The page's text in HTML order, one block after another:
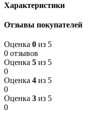
Характеристики
Отзывы покупателей
Оценка 0 из 5
0 отзывов
Оценка 5 из 5
0
Оценка 4 из 5
0
Оценка 3 из 5
0